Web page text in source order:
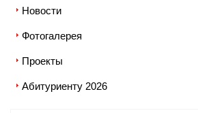
Новости
Фотогалерея
Проекты
Абитуриенту 2026